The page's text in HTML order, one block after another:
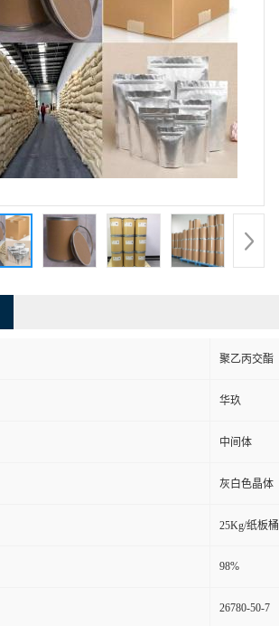
聚乙丙交酯
华玖
中间体
灰白色晶体
25Kg/纸板桶
98%
26780-50-7